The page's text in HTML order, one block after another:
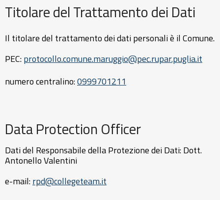
Titolare del Trattamento dei Dati
Il titolare del trattamento dei dati personali è il Comune.
PEC:protocollo.comune.maruggio@pec.rupar.puglia.it
numero centralino:0999701211
Data Protection Officer
Dati del Responsabile della Protezione dei Dati: Dott.
Antonello Valentini
e-mail:rpd@collegeteam.it